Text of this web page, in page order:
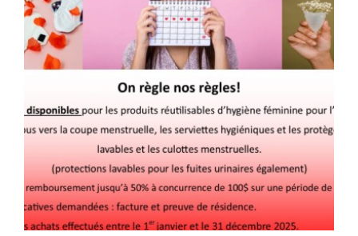
Réglementation
Santé & sécurité
Parc canin